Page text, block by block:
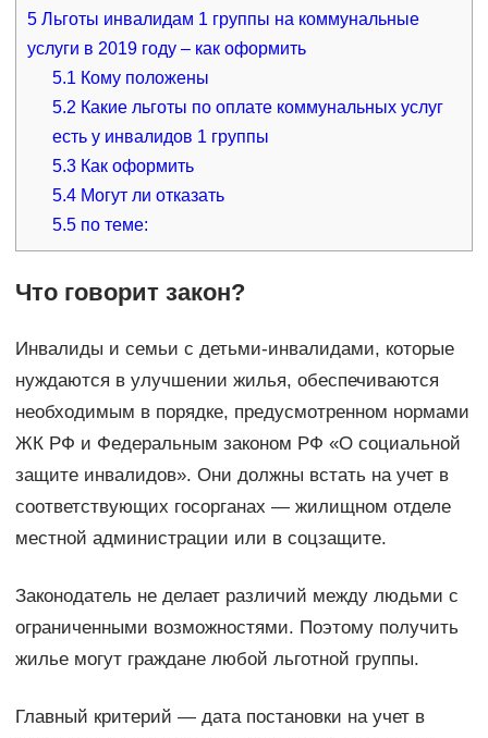
5Льготы инвалидам 1 группы на коммунальные
услуги в 2019 году – как оформить
5.1 Кому положены
5.2 Какие льготы по оплате коммунальных услуг
есть у инвалидов 1 группы
5.3 Как оформить
5.4 Могут ли отказать
5.5 по теме:
Что говорит закон?
Инвалиды и семьи с детьми-инвалидами, которые
нуждаются в улучшении жилья, обеспечиваются
необходимым в порядке, предусмотренном нормами
ЖК РФ и Федеральным законом РФ «О социальной
защите инвалидов». Они должны встать на учет в
соответствующих госорганах — жилищном отделе
местной администрации или в соцзащите.
Законодатель не делает различий между людьми с
ограниченными возможностями. Поэтому получить
жилье могут граждане любой льготной группы.
Главный критерий — дата постановки на учет в